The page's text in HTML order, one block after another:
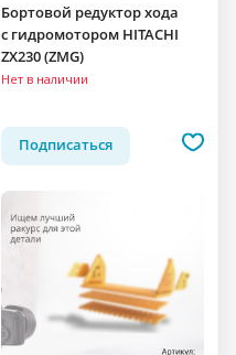
Бортовой редуктор хода
c гидромотором HITACHI
ZX230 (ZMG)
Нет в наличии
Подписаться